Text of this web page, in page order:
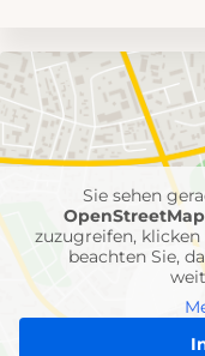
mit
Einheiten
Sie sehen
OpenStreetMap
zuzugreifen,
beachten Sie,